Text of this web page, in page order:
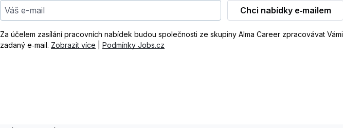
Váš e-mail
Chci nabídky e‑mailem
Za účelem zasílání pracovních nabídek budou společnosti ze skupiny Alma Career zpracovávat Vámi
zadaný e‑mail. Zobrazit více Podmínky Jobs.cz